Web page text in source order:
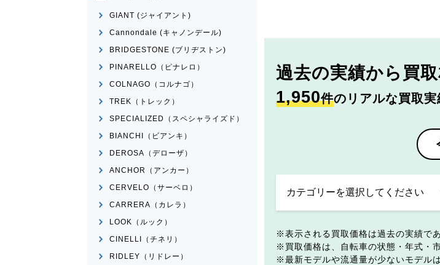
過去の実績から 買
1,950件のリアルな買取実
表示される買取価格は過去の実績で
買取価格は、自転車の状態・年式・
最新モデルや流通量が少ないモデル
GIANT (ジャイアント)
Cannondale (キャノンデール)
BRIDGESTONE (ブリヂストン)
PINARELLO（ピナレロ）
COLNAGO（コルナゴ）
TREK（トレック）
SPECIALIZED（スペシャライズド）
BIANCHI（ビアンキ）
DEROSA（デローザ）
ANCHOR（アンカー）
CERVELO（サーベロ）
CARRERA（カレラ）
LOOK（ルック）
CINELLI（チネリ）
RIDLEY（リドレー）